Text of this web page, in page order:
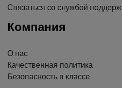
Связаться со службой
Компания
О нас
Качественная политика
Безопасность в классе